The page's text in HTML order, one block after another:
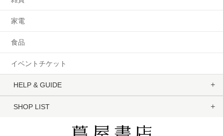
家電
食品
イベントチケット
HELP & GUIDE
SHOP LIST